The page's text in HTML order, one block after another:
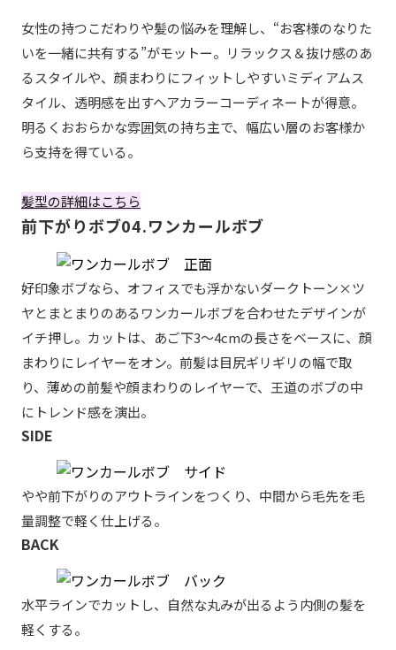
女性の持つこだわりや髪の悩みを理解し、“お客様のなりた
いを一緒に共有する”がモットー。リラックス＆抜け感のあ
るスタイルや、顔まわりにフィットしやすいミディアムス
タイル、透明感を出すヘアカラーコーディネートが得意。
明るくおおらかな雰囲気の持ち主で、幅広い層のお客様か
ら支持を得ている。
髪型の詳細はこちら
前下がりボブ04.ワンカールボブ
好印象ボブなら、オフィスでも浮かないダークトーン×ツ
ヤとまとまりのあるワンカールボブを合わせたデザインが
イチ押し。カットは、あご下3～4cmの長さをベースに、顔
まわりにレイヤーをオン。前髪は目尻ギリギリの幅で取
り、薄めの前髪や顔まわりのレイヤーで、王道のボブの中
にトレンド感を演出。
SIDE
やや前下がりのアウトラインをつくり、中間から毛先を毛
量調整で軽く仕上げる。
BACK
水平ラインでカットし、自然な丸みが出るよう内側の髪を
軽くする。